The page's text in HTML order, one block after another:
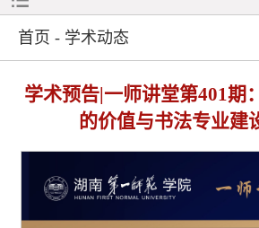
首页 - 学术动态
学术预告|一师讲堂第401期
的价值与书法专业建